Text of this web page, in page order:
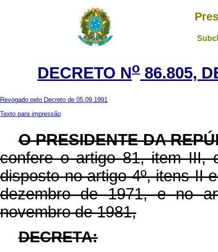
DECRETO No 86.805,
Revogado pelo Decreto de 05.09.1991
Texto para impressão
O PRESIDENTE DA
confere o artigo 81, item III,
disposto no artigo 4º, itens II
dezembro de 1971, e no
novembro de 1981,
DECRETA: